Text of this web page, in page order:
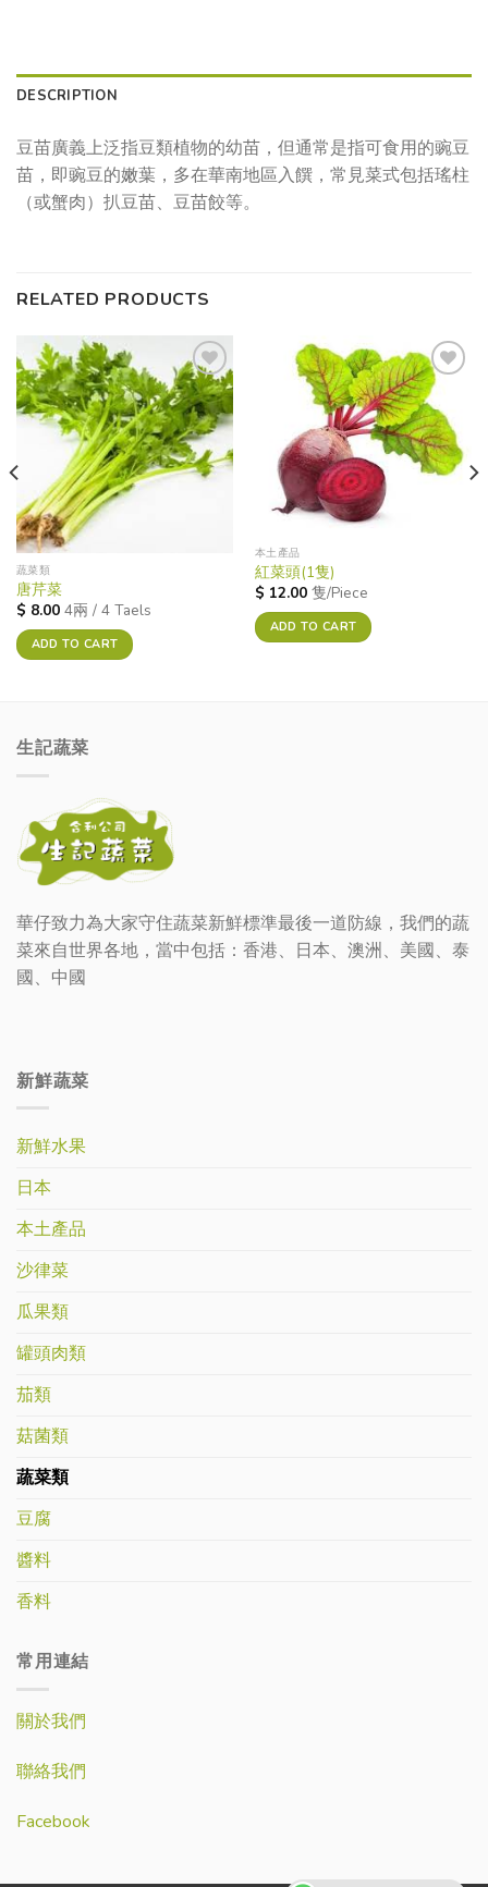
DESCRIPTION
豆苗廣義上泛指豆類植物的幼苗，但通常是指可食用的豌豆
苗，即豌豆的嫩葉，多在華南地區入饌，常見菜式包括瑤柱
（或蟹肉）扒豆苗、豆苗餃等。
RELATED PRODUCTS
Add to
wishlist
蔬菜類
唐芹菜
$ 8.00 4兩 / 4 Taels
ADD TO CART
Add to
wishlist
本土產品
紅菜頭(1隻)
$ 12.00 隻/Piece
ADD TO CART
生記蔬菜
華仔致力為大家守住蔬菜新鮮標準最後一道防線，我們的蔬
菜來自世界各地，當中包括：香港、日本、澳洲、美國、泰
國、中國
新鮮蔬菜
新鮮水果
日本
本土產品
沙律菜
瓜果類
罐頭肉類
茄類
菇菌類
蔬菜類
豆腐
醬料
香料
常用連結
關於我們
聯絡我們
Facebook